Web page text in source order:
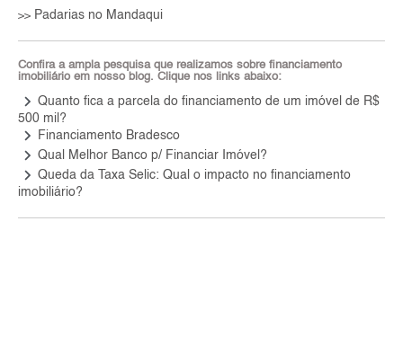
>> Padarias no Mandaqui
Confira a ampla pesquisa que realizamos sobre financiamento
imobiliário em nosso blog. Clique nos links abaixo:
keyboard_arrow_right Quanto fica a parcela do financiamento de um imóvel de R$
500 mil?
keyboard_arrow_right Financiamento Bradesco
keyboard_arrow_right Qual Melhor Banco p/ Financiar Imóvel?
keyboard_arrow_right Queda da Taxa Selic: Qual o impacto no financiamento
imobiliário?